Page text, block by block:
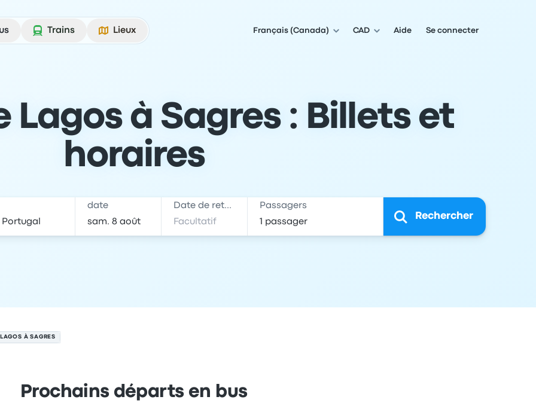
Trains Lieux Français (Canada) CAD Aide Se connecter
Lagos à Sagres : Billets et
horaires
date Date de retour Passagers
Rechercher
À SAGRES
Prochains départs en bus